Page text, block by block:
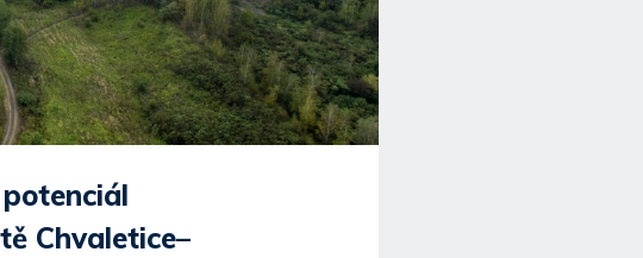
Chvaletice–